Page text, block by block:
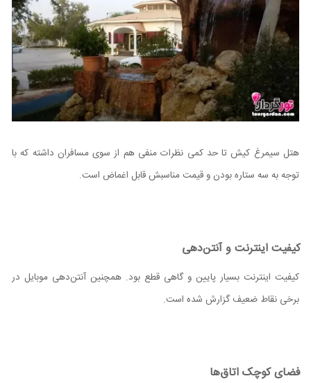
هتل سیمرغ کیش تا حد کمی نظرات منفی هم از سوی مسافران داشته که با
توجه به سه ستاره بودن و قیمت مناسبش قابل اغماض است.
کیفیت اینترنت و آنتن‌دهی
کیفیت اینترنت بسیار پایین و گاهی قطع بود. همچنین آنتن‌دهی موبایل در
برخی نقاط ضعیف گزارش شده است.
فضای کوچک اتاق‌ها